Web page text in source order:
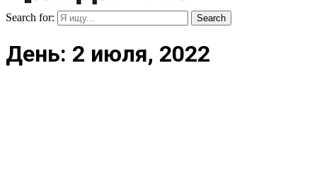
Search for: Search
День: 2 июля, 2022